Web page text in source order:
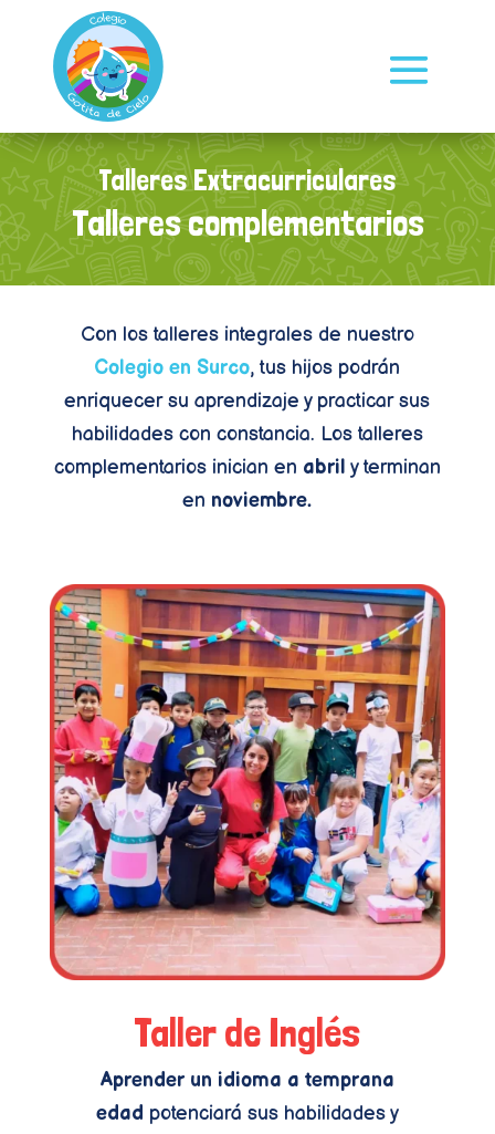
Talleres Extracurriculares
Talleres complementarios
Con los talleres integrales de nuestro
Colegio en Surco, tus hijos podrán
enriquecer su aprendizaje y practicar sus
habilidades con constancia. Los talleres
complementarios inician en abril y terminan
en noviembre.
Taller de Inglés
Aprender un idioma a temprana
edad potenciará sus habilidades y